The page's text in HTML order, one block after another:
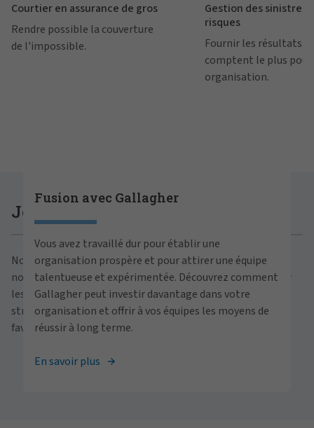
Courtier en assurance de gros
Rendre possible la couverture
de l'impossible.
Gestion des sinistres
risques
Fournir les résultats
comptent le plus
organisation.
Joignez-vous à Gallagher
Nous croyons au pouvoir de la croissance pour nos clients,
nos communautés, et nos équipes. En mettant l’accent sur
les partenariats commerciaux, les investissements
stratégiques, et le perfectionnement professionnel, nous
favorisons l’avancement continu et le succès pour tous.
professionnel que personnel au sein de notre
milieu de travail inclusif? Libérez votre plein
potentiel avec Gallagher. Découvrez nos
possibilités de carrière à travers le monde.
Consultez les offres d’emploi
Fusion avec Gallagher
Vous avez travaillé dur pour établir une
organisation prospère et pour attirer une équipe
talentueuse et expérimentée. Découvrez comment
Gallagher peut investir davantage dans votre
organisation et offrir à vos équipes les moyens de
réussir à long terme.
En savoir plus